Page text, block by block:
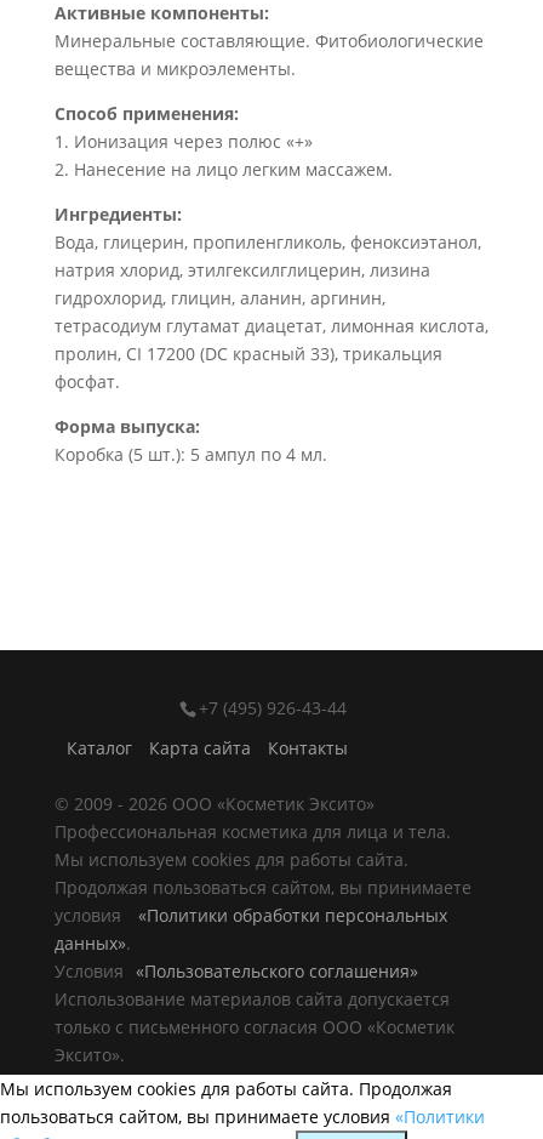
Активные компоненты:
Минеральные составляющие. Фитобиологические
вещества и микроэлементы.
Способ применения:
1. Ионизация через полюс «+»
2. Нанесение на лицо легким массажем.
Ингредиенты:
Вода, глицерин, пропиленгликоль, феноксиэтанол,
натрия хлорид, этилгексилглицерин, лизина
гидрохлорид, глицин, аланин, аргинин,
тетрасодиум глутамат диацетат, лимонная кислота,
пролин, CI 17200 (DC красный 33), трикальция
фосфат.
Форма выпуска:
Коробка (5 шт.): 5 ампул по 4 мл.
+7 (495) 926-43-44
Каталог
Карта сайта Контакты
© 2009 - 2026 ООО «Косметик Эксито»
Профессиональная косметика для лица и тела.
Мы используем cookies для работы сайта.
Продолжая пользоваться сайтом, вы принимаете
условия
«Политики обработки персональных
данных».
Условия
«Пользовательского соглашения»
Использование материалов сайта допускается
только с письменного согласия ООО «Косметик
Эксито».
Мы используем cookies для работы сайта. Продолжая
пользоваться сайтом, вы принимаете условия «Политики